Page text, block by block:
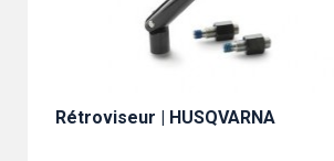
Rétroviseur | HUSQVARNA